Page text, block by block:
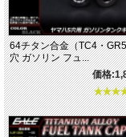
64チタン合金（TC4・
穴 ガソリン フュ...
価格